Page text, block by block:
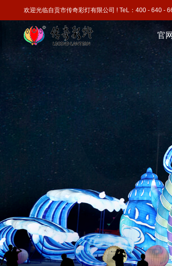
欢迎光临自贡市传奇彩灯有限公司 ! TeL：400 - 640 -
官